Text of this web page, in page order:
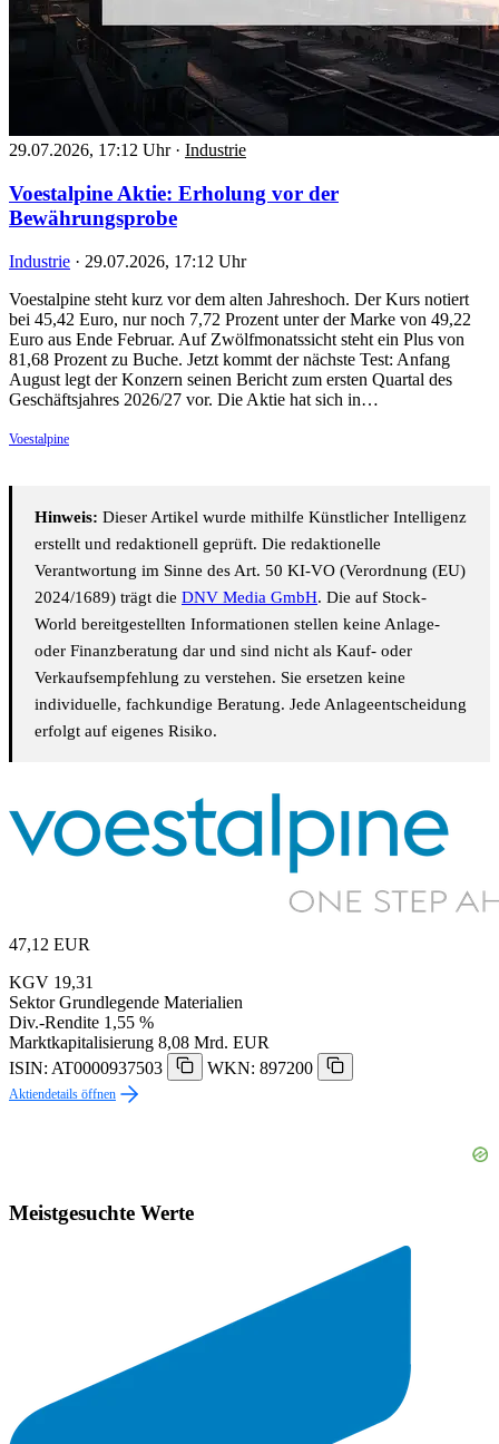
29.07.2026, 17:12 Uhr · Industrie
Voestalpine Aktie: Erholung vor der
Bewährungsprobe
Industrie · 29.07.2026, 17:12 Uhr
Voestalpine steht kurz vor dem alten Jahreshoch. Der Kurs notiert
bei 45,42 Euro, nur noch 7,72 Prozent unter der Marke von 49,22
Euro aus Ende Februar. Auf Zwölfmonatssicht steht ein Plus von
81,68 Prozent zu Buche. Jetzt kommt der nächste Test: Anfang
August legt der Konzern seinen Bericht zum ersten Quartal des
Geschäftsjahres 2026/27 vor. Die Aktie hat sich in…
Voestalpine
Hinweis: Dieser Artikel wurde mithilfe Künstlicher Intelligenz
erstellt und redaktionell geprüft. Die redaktionelle
Verantwortung im Sinne des Art. 50 KI-VO (Verordnung (EU)
2024/1689) trägt die DNV Media GmbH. Die auf Stock-
World bereitgestellten Informationen stellen keine Anlage-
oder Finanzberatung dar und sind nicht als Kauf- oder
Verkaufsempfehlung zu verstehen. Sie ersetzen keine
individuelle, fachkundige Beratung. Jede Anlageentscheidung
erfolgt auf eigenes Risiko.
47,12 EUR
KGV 19,31
Sektor Grundlegende Materialien
Div.-Rendite 1,55 %
Marktkapitalisierung 8,08 Mrd. EUR
ISIN: AT0000937503
WKN: 897200
Aktiendetails öffnen
Meistgesuchte Werte